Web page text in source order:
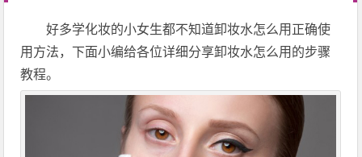
好多学化妆的小女生都不知道卸妆水怎么用正确使
用方法，下面小编给各位详细分享卸妆水怎么用的步骤
教程。